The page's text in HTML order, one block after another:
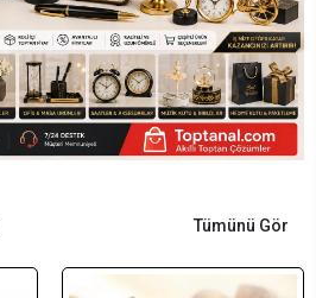
Tümünü Gör